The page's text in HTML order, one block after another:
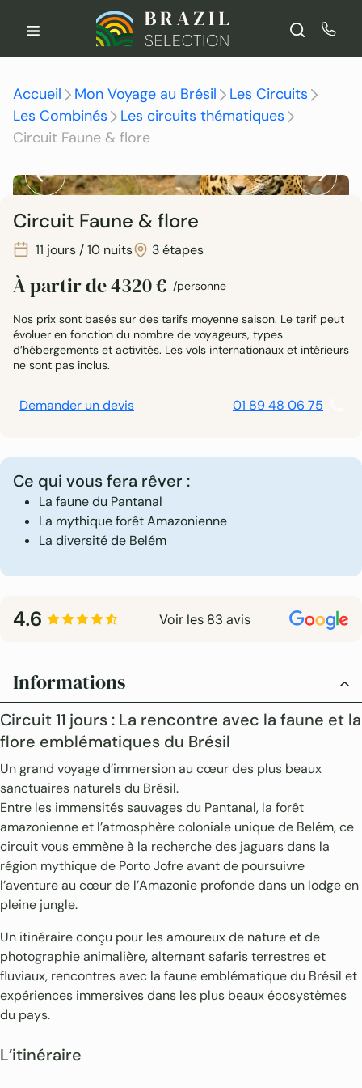
Circuit Faune & flore
11 jours / 10 nuits 3 étapes
À partir de4320€ /personne
Nos prix sont basés sur des tarifs moyenne saison. Le tarif peut
évoluer en fonction du nombre de voyageurs, types
d’hébergements et activités. Les vols internationaux et intérieurs
ne sont pas inclus.
Demander un devis 01 89 48 06 75
Ce qui vous fera rêver :
La faune du Pantanal
La mythique forêt Amazonienne
La diversité de Belém
4.6 Voir les 83 avis
Informations
Circuit 11 jours : La rencontre avec la faune et la
flore emblématiques du Brésil
Un grand voyage d’immersion au cœur des plus beaux
sanctuaires naturels du Brésil.
Entre les immensités sauvages du Pantanal, la forêt
amazonienne et l’atmosphère coloniale unique de Belém, ce
circuit vous emmène à la recherche des jaguars dans la
région mythique de Porto Jofre avant de poursuivre
l’aventure au cœur de l’Amazonie profonde dans un lodge en
pleine jungle.
Un itinéraire conçu pour les amoureux de nature et de
photographie animalière, alternant safaris terrestres et
fluviaux, rencontres avec la faune emblématique du Brésil et
expériences immersives dans les plus beaux écosystèmes
du pays.
L’itinéraire
Accueil Mon Voyage au Brésil
Les Circuits
Les Combinés
Les circuits thématiques
Circuit Faune & flore